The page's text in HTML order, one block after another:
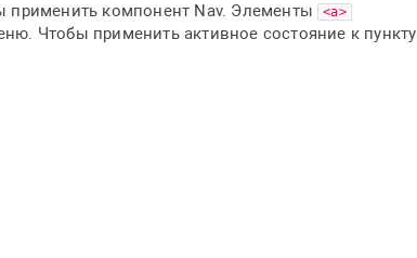
применить компонент Nav. Элементы <a>
Чтобы применить активное состояние к пункту